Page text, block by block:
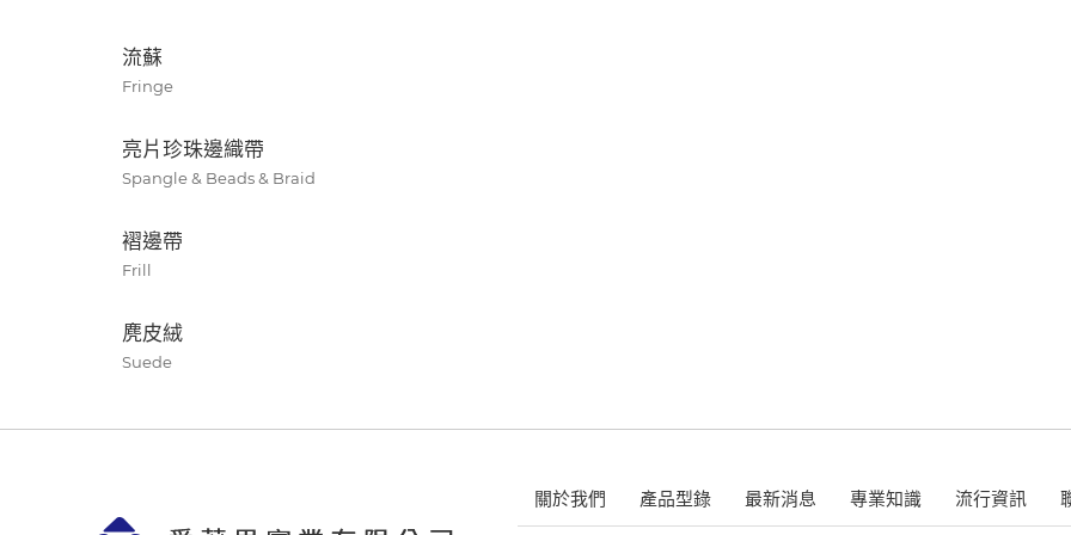
流蘇
Fringe
亮片珍珠邊織帶
Spangle & Beads & Braid
褶邊帶
Frill
麂皮絨
Suede
關於我們 產品型錄 最新消息 專業知識 流行資訊